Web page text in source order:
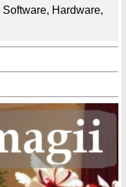
Software, Hardware,